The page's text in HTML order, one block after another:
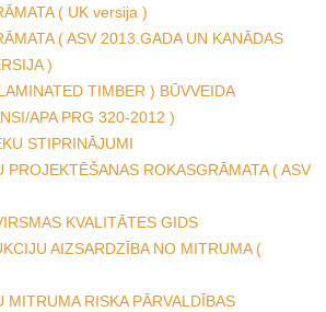
( UK versija )
( ASV 2013.GADA UN KANĀDAS
)
TIMBER ) BŪVVEIDA
APA PRG 320-2012 )
STIPRINĀJUMI
PROJEKTĒŠANAS ROKASGRĀMATA ( ASV
KVALITĀTES GIDS
AIZSARDZĪBA NO MITRUMA (
MITRUMA RISKA PĀRVALDĪBAS